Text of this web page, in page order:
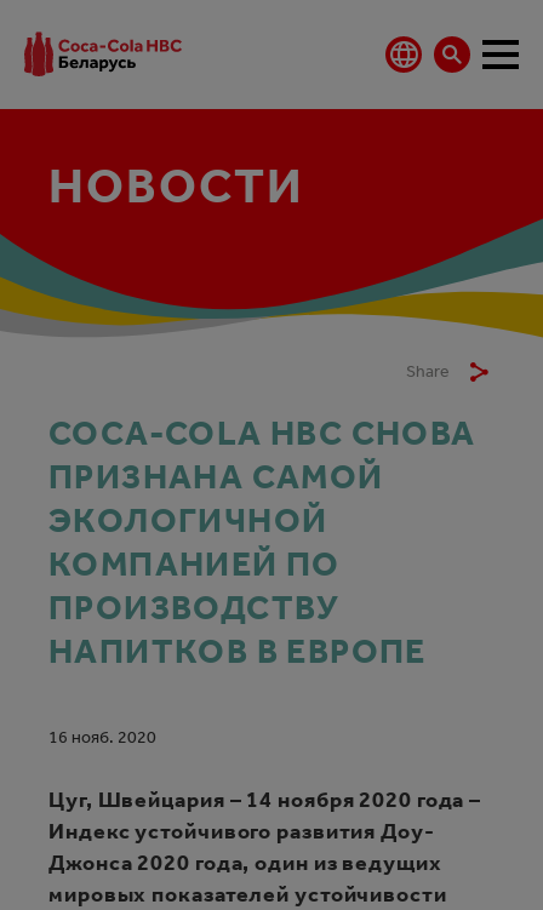
НОВОСТИ
Share
COCA-COLA HBC СНОВА
ПРИЗНАНА САМОЙ
ЭКОЛОГИЧНОЙ
КОМПАНИЕЙ ПО
ПРОИЗВОДСТВУ
НАПИТКОВ В ЕВРОПЕ
16 нояб. 2020
Цуг, Швейцария – 14 ноября 2020 года–
Индекс устойчивого развития Доу-
Джонса 2020 года, один из ведущих
мировых показателей устойчивости